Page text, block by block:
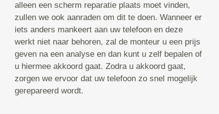
alleen een scherm reparatie plaats moet vinden,
zullen we ook aanraden om dit te doen. Wanneer er
iets anders mankeert aan uw telefoon en deze
werkt niet naar behoren, zal de monteur u een prijs
geven na een analyse en dan kunt u zelf bepalen of
u hiermee akkoord gaat. Zodra u akkoord gaat,
zorgen we ervoor dat uw telefoon zo snel mogelijk
gerepareerd wordt.